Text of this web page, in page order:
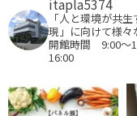
itapla5374
「人と環境が共
現」に向けて様々
開館時間 9:00～
16:00